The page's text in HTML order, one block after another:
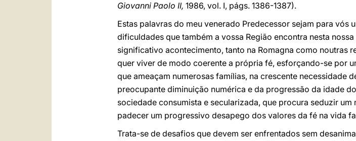
Giovanni Paolo II, 1986, vol. I, págs. 1386-1387).
Estas palavras do meu venerado Predecessor sejam para vós
dificuldades que também a vossa Região encontra nesta
significativo acontecimento, tanto na Romagna como noutras
quer viver de modo coerente a própria fé, esforçando-se por
que ameaçam numerosas famílias, na crescente necessidade
preocupante diminuição numérica e da progressão da idade
sociedade consumista e secularizada, que procura seduzir
padecer um progressivo desapego dos valores da fé na vida
Trata-se de desafios que devem ser enfrentados sem